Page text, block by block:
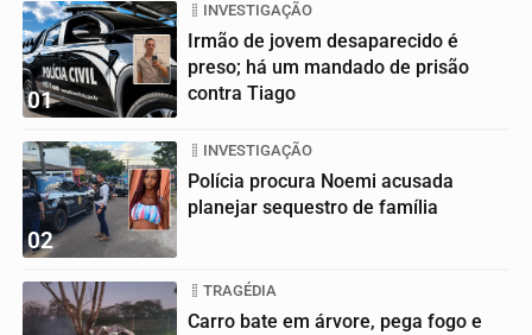
01
INVESTIGAÇÃO
Irmão de jovem desaparecido é
preso; há um mandado de prisão
contra Tiago
02
INVESTIGAÇÃO
Polícia procura Noemi acusada
planejar sequestro de família
TRAGÉDIA
Carro bate em árvore, pega fogo e